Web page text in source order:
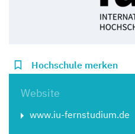
Hochschule merken
Website
www.iu-fernstudium.de